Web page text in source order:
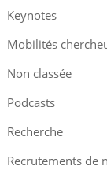
Keynotes
Mobilités
Non classée
Podcasts
Recherche
Recrutements de